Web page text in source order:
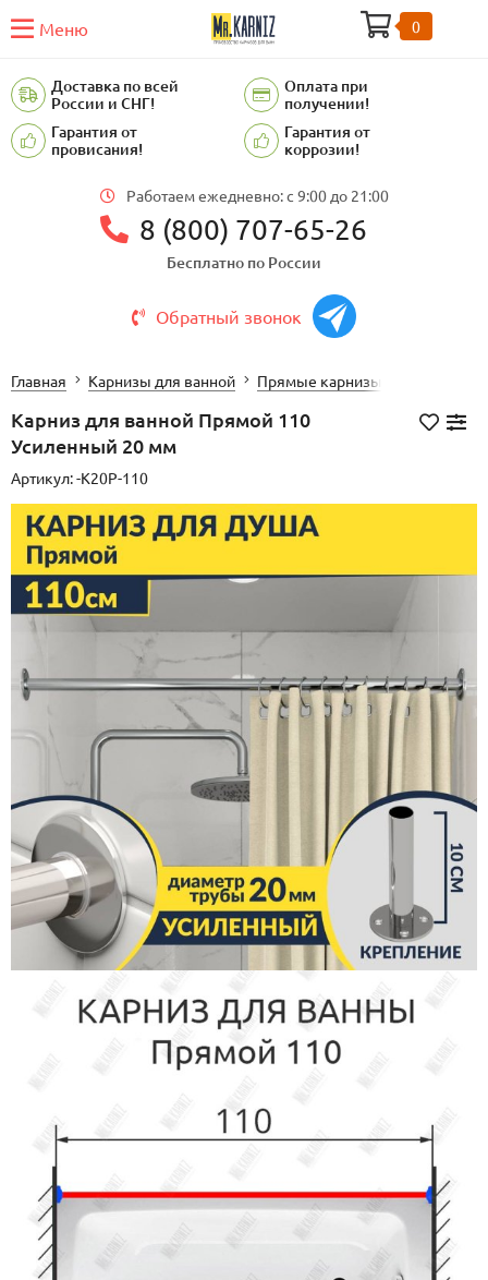
Меню 0
Доставка по всей
России и СНГ!
Оплата при
получении!
Гарантия от
провисания!
Гарантия от
коррозии!
Работаем ежедневно: c 9:00 до 21:00
8 (800) 707-65-26
Бесплатно по России
Обратный звонок
Главная Карнизы для ванной Прямые карнизы для ванной
Карниз для ванной Прямой 110
Усиленный 20 мм
Артикул:-K20P-110